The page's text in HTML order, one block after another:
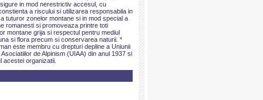
in mod nerestrictiv accesul, cu
a riscului si utilizarea responsabila in
tuturor zonelor montane si in mod special a
romanesti si promoveaza printre toti
montane grija si respectul pentru mediul
si flora precum si conservarea naturii. *
este membru cu drepturi depline a Uniunii
de Alpinism (UIAA) din anul 1937 si
acestei organizatii.